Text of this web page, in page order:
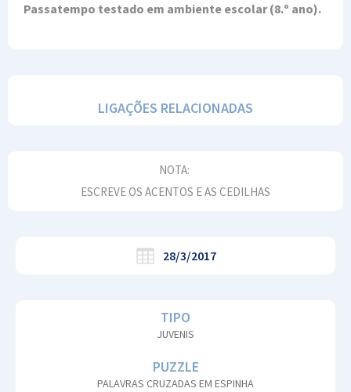
Passatempo testado em ambiente escolar (8.º ano).
LIGAÇÕES RELACIONADAS
NOTA:
ESCREVE OS ACENTOS E AS CEDILHAS
28/3/2017
TIPO
JUVENIS
PUZZLE
PALAVRAS CRUZADAS EM ESPINHA